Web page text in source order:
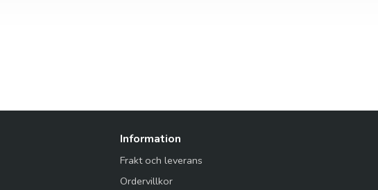
Information
Frakt och leverans
Ordervillkor